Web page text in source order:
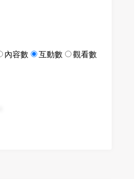
內容數 互動數 觀看數